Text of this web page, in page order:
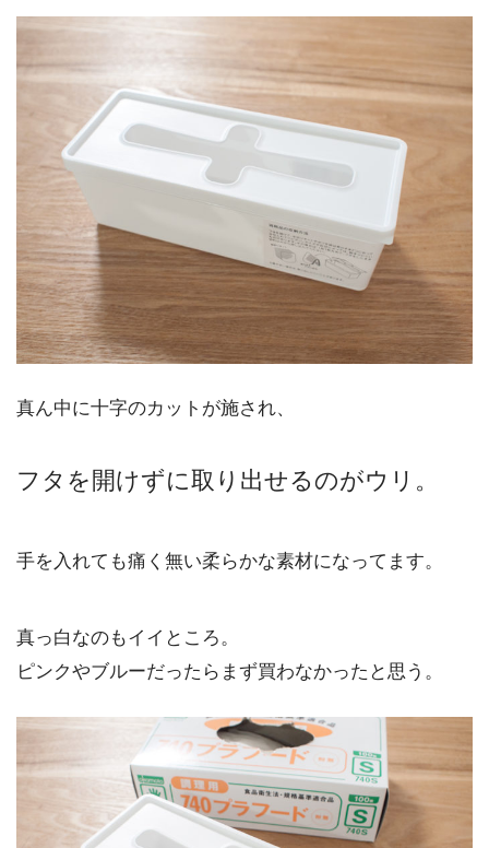
真ん中に十字のカットが施され、
フタを開けずに取り出せるのがウリ。
手を入れても痛く無い柔らかな素材になってます。
真っ白なのもイイところ。
ピンクやブルーだったらまず買わなかったと思う。